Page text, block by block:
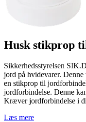
Husk stikprop
Sikkerhedsstyrelsen
jord på hvidevarer.
en stikprop til
jordforbindelse. Denne
Kræver jordforbindelse i
Læs mere